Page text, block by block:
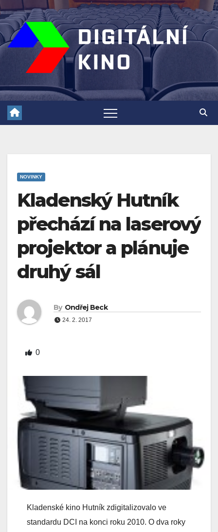
Skip
to
content
NOVINKY
Kladenský Hutník
přechází na laserový
projektor a plánuje
druhý sál
By Ondřej Beck
24. 2. 2017
0
Kladenské kino Hutník zdigitalizovalo ve
standardu DCI na konci roku 2010. O dva roky